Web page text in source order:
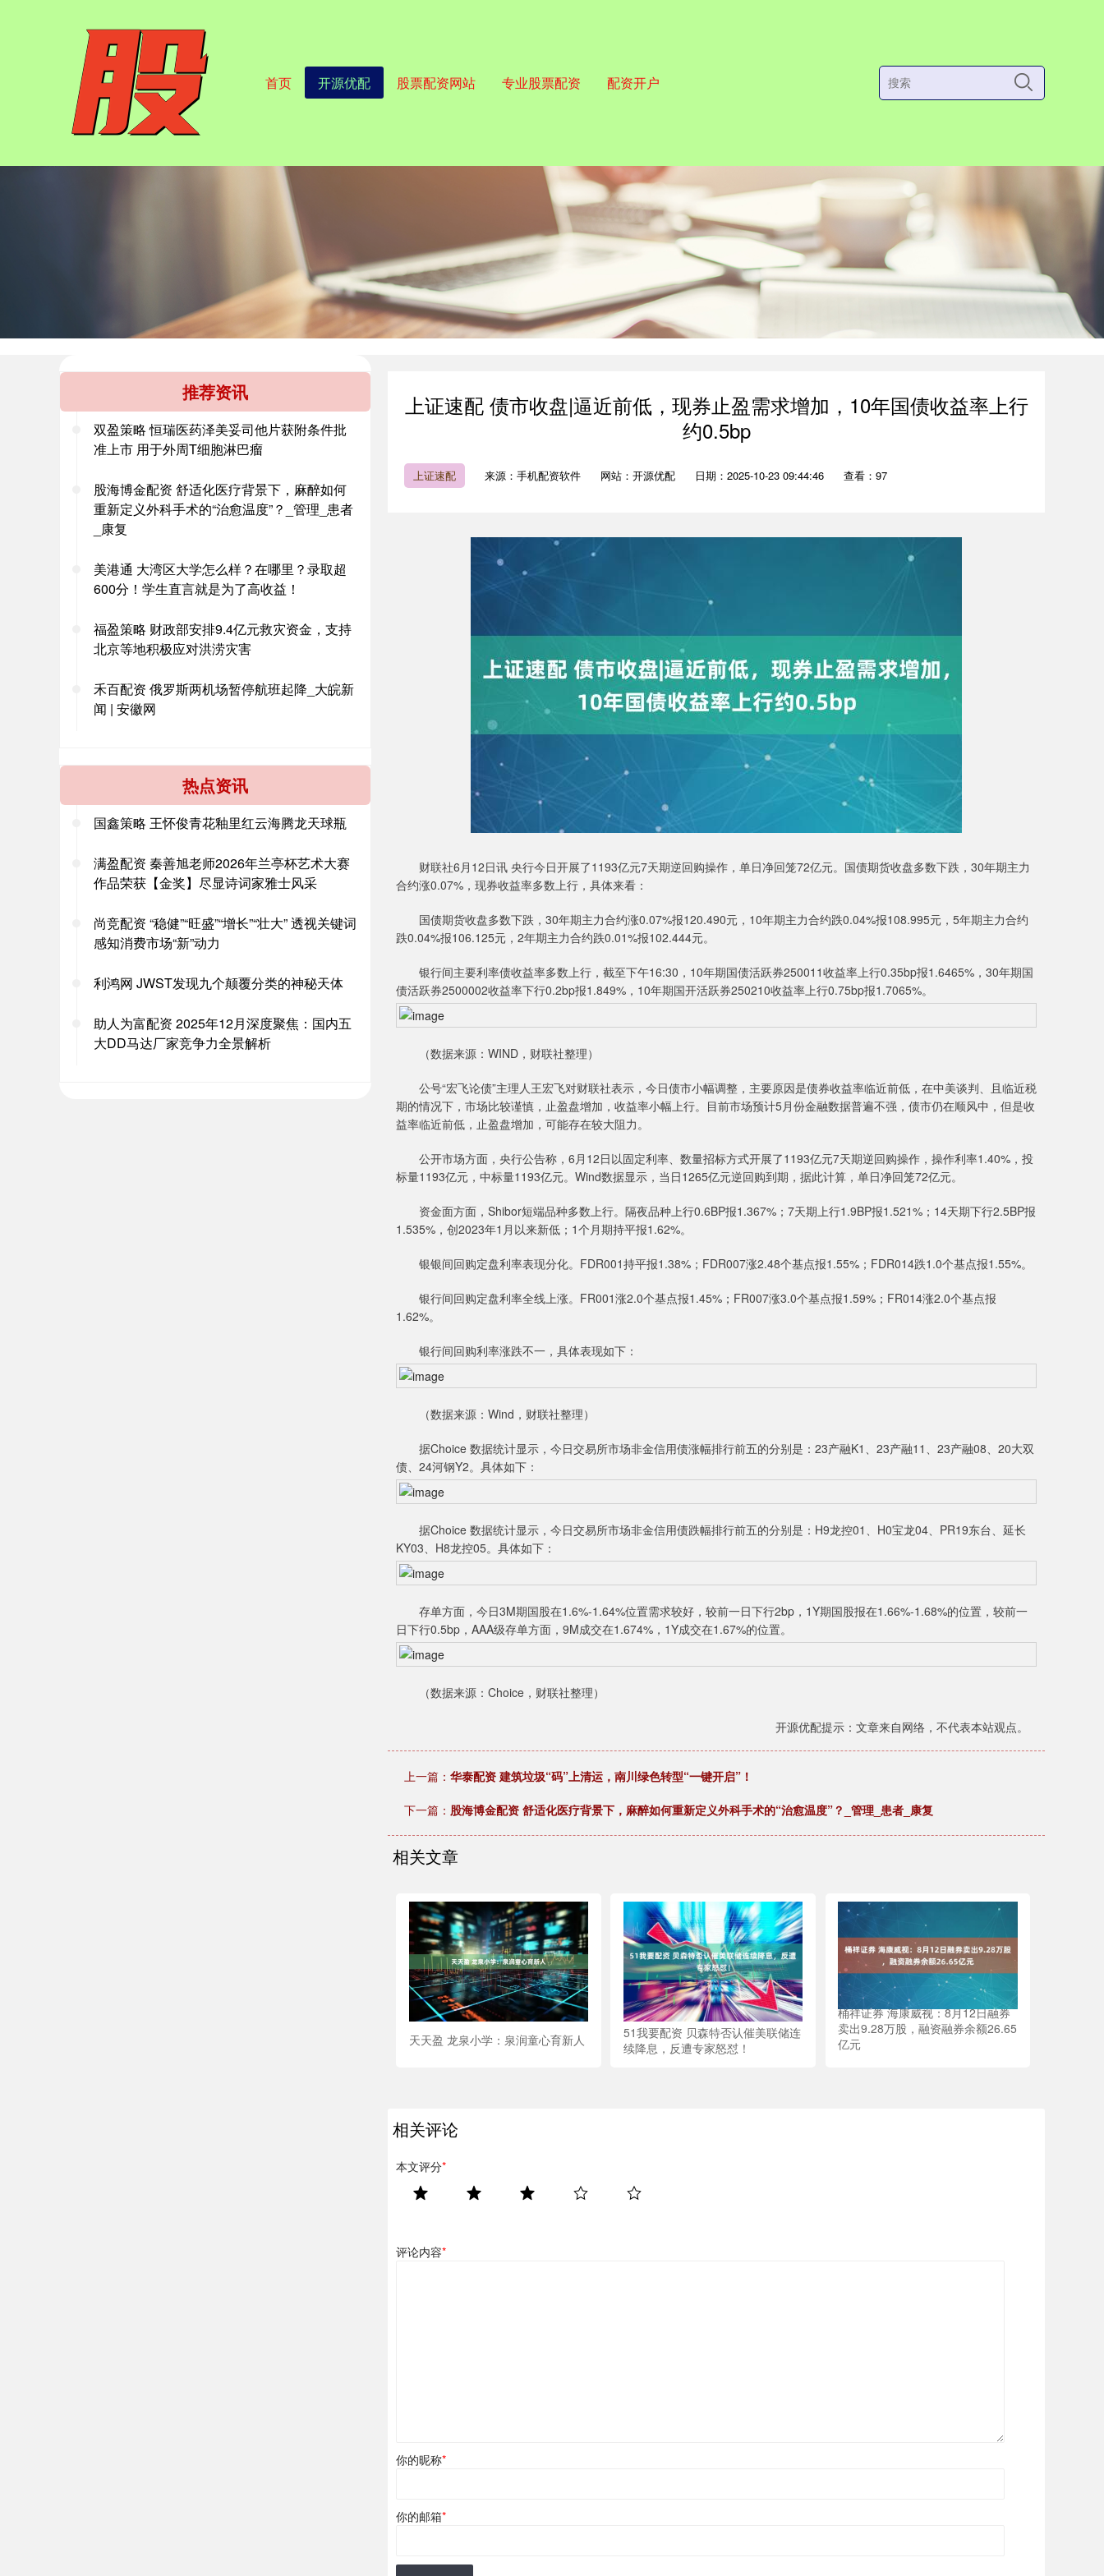
首页 开源优配 股票配资网站 专业股票配资 配资开户
上证速配 债市收盘|逼近前低，现券止盈需求增加，10年国债收益率上行
约0.5bp
上证速配 来源：手机配资软件 网站：开源优配 日期：2025-10-23 09:44:46 查看：97
财联社6月12日讯 央行今日开展了1193亿元7天期逆回购操作，单日净回笼72亿元。国债期货收盘多数下跌，30年期主力
合约涨0.07%，现券收益率多数上行，具体来看：
国债期货收盘多数下跌，30年期主力合约涨0.07%报120.490元，10年期主力合约跌0.04%报108.995元，5年期主力合约
跌0.04%报106.125元，2年期主力合约跌0.01%报102.444元。
银行间主要利率债收益率多数上行，截至下午16:30，10年期国债活跃券250011收益率上行0.35bp报1.6465%，30年期国
债活跃券2500002收益率下行0.2bp报1.849%，10年期国开活跃券250210收益率上行0.75bp报1.7065%。
（数据来源：WIND，财联社整理）
公号“宏飞论债”主理人王宏飞对财联社表示，今日债市小幅调整，主要原因是债券收益率临近前低，在中美谈判、且临近税
期的情况下，市场比较谨慎，止盈盘增加，收益率小幅上行。目前市场预计5月份金融数据普遍不强，债市仍在顺风中，但是收
益率临近前低，止盈盘增加，可能存在较大阻力。
公开市场方面，央行公告称，6月12日以固定利率、数量招标方式开展了1193亿元7天期逆回购操作，操作利率1.40%，投
标量1193亿元，中标量1193亿元。Wind数据显示，当日1265亿元逆回购到期，据此计算，单日净回笼72亿元。
资金面方面，Shibor短端品种多数上行。隔夜品种上行0.6BP报1.367%；7天期上行1.9BP报1.521%；14天期下行2.5BP报
1.535%，创2023年1月以来新低；1个月期持平报1.62%。
银银间回购定盘利率表现分化。FDR001持平报1.38%；FDR007涨2.48个基点报1.55%；FDR014跌1.0个基点报1.55%。
银行间回购定盘利率全线上涨。FR001涨2.0个基点报1.45%；FR007涨3.0个基点报1.59%；FR014涨2.0个基点报
1.62%。
银行间回购利率涨跌不一，具体表现如下：
（数据来源：Wind，财联社整理）
据Choice 数据统计显示，今日交易所市场非金信用债涨幅排行前五的分别是：23产融K1、23产融11、23产融08、20大双
债、24河钢Y2。具体如下：
据Choice 数据统计显示，今日交易所市场非金信用债跌幅排行前五的分别是：H9龙控01、H0宝龙04、PR19东台、延长
KY03、H8龙控05。具体如下：
存单方面，今日3M期国股在1.6%-1.64%位置需求较好，较前一日下行2bp，1Y期国股报在1.66%-1.68%的位置，较前一
日下行0.5bp，AAA级存单方面，9M成交在1.674%，1Y成交在1.67%的位置。
（数据来源：Choice，财联社整理）
开源优配提示：文章来自网络，不代表本站观点。
上一篇： 华泰配资 建筑垃圾“码”上清运，南川绿色转型“一键开启”！
下一篇： 股海博金配资 舒适化医疗背景下，麻醉如何重新定义外科手术的“治愈温度”？_管理_患者_康复
相关文章
天天盈 龙泉小学：泉润童心育新人
51我要配资 贝森特否认催美联储连
续降息，反遭专家怒怼！
桶祥证券 海康威视：8月12日融券
卖出9.28万股，融资融券余额26.65
亿元
相关评论
本文评分*
评论内容*
你的昵称*
你的邮箱*
推荐资讯
双盈策略 恒瑞医药泽美妥司他片获附条件批
准上市 用于外周T细胞淋巴瘤
股海博金配资 舒适化医疗背景下，麻醉如何
重新定义外科手术的“治愈温度”？_管理_患者
_康复
美港通 大湾区大学怎么样？在哪里？录取超
600分！学生直言就是为了高收益！
福盈策略 财政部安排9.4亿元救灾资金，支持
北京等地积极应对洪涝灾害
禾百配资 俄罗斯两机场暂停航班起降_大皖新
闻 | 安徽网
热点资讯
国鑫策略 王怀俊青花釉里红云海腾龙天球瓶
满盈配资 秦善旭老师2026年兰亭杯艺术大赛
作品荣获【金奖】尽显诗词家雅士风采
尚竞配资 “稳健”“旺盛”“增长”“壮大” 透视关键词
感知消费市场“新”动力
利鸿网 JWST发现九个颠覆分类的神秘天体
助人为富配资 2025年12月深度聚焦：国内五
大DD马达厂家竞争力全景解析